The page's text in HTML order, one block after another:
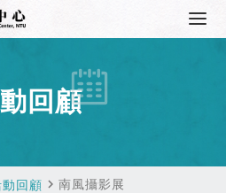
回顧
動回顧 navigate_next南風攝影展